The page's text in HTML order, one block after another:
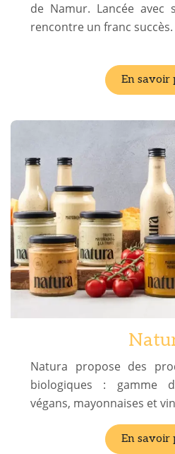
de Namur. Lancée avec
rencontre un franc succès.
En savoir
Natura propose des
biologiques : gamme
végans, mayonnaises et
En savoir